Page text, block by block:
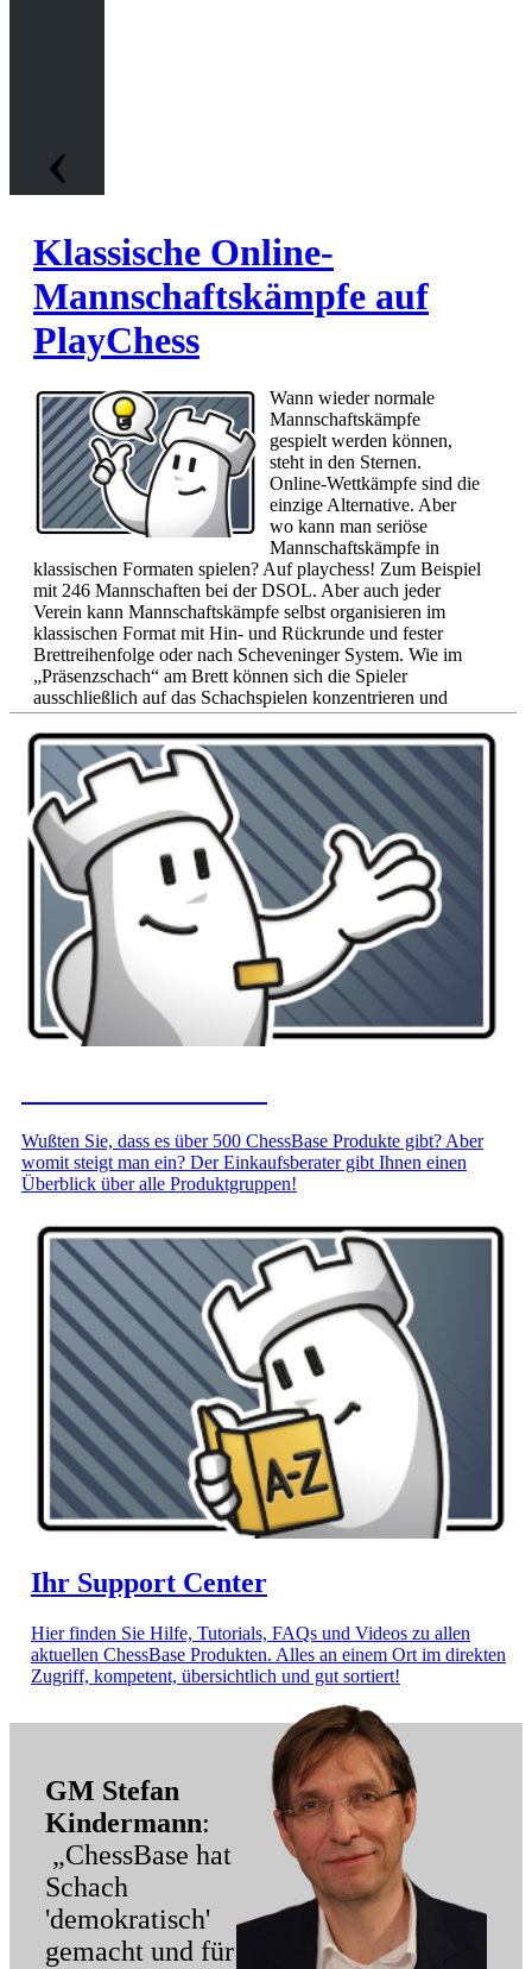
‹
Klassische Online-
Mannschaftskämpfe auf
PlayChess
Wann wieder normale
Mannschaftskämpfe
gespielt werden können,
steht in den Sternen.
Online-Wettkämpfe sind die
einzige Alternative. Aber
wo kann man seriöse
Mannschaftskämpfe in
klassischen Formaten spielen? Auf playchess! Zum Beispiel
mit 246 Mannschaften bei der DSOL. Aber auch jeder
Verein kann Mannschaftskämpfe selbst organisieren im
klassischen Format mit Hin- und Rückrunde und fester
Brettreihenfolge oder nach Scheveninger System. Wie im
„Präsenzschach“ am Brett können sich die Spieler
ausschließlich auf das Schachspielen konzentrieren und
müssen sich nicht um die Paarungen kümmern oder auch
nicht selbst herausfordern. Nur die Mannschaftsführer
müssen etwas mehr tun, genau wie bei „normalen“
Mannschaftskämpfen.
Mehr...
Wußten Sie, dass es über 500 ChessBase Produkte gibt? Aber
womit steigt man ein? Der Einkaufsberater gibt Ihnen einen
Überblick über alle Produktgruppen!
Ihr Support Center
Hier finden Sie Hilfe, Tutorials, FAQs und Videos zu allen
aktuellen ChessBase Produkten. Alles an einem Ort im direkten
Zugriff, kompetent, übersichtlich und gut sortiert!
GM Stefan
Kindermann:
„ChessBase hat
Schach
'demokratisch'
gemacht und für